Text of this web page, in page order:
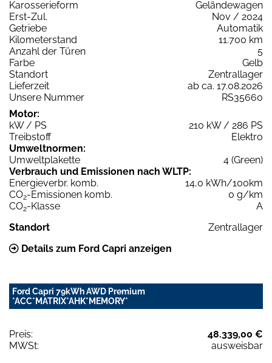
Karosserieform
Geländewagen
Erst-Zul.
Nov / 2024
Getriebe
Automatik
Kilometerstand
11.700 km
Anzahl der Türen
5
Farbe
Gelb
Standort
Zentrallager
Lieferzeit
ab ca. 17.08.2026
Unsere Nummer
RS35660
Motor:
kW / PS
210 kW / 286 PS
Treibstoff
Elektro
Umweltnormen:
Umweltplakette
4 (Green)
Verbrauch und Emissionen nach WLTP:
Energieverbr. komb.
14,0 kWh/100km
CO2-Emissionen komb.
0 g/km
CO2-Klasse
A
Standort
Zentrallager
Details zum Ford Capri anzeigen
Ford Capri 79kWh AWD Premium
*ACC*MATRIX*AHK*MEMORY*
Preis:
48.339,00 €
MWSt:
ausweisbar